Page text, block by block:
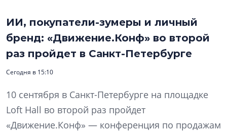
ИИ, покупатели-зумеры и личный
бренд: «Движение.Конф» во второй
раз пройдет в Санкт-Петербурге
Сегодня в 15:10
10 сентября в Санкт-Петербурге на площадке
Loft Hall во второй раз пройдет
«Движение.Конф» — конференция по продажам